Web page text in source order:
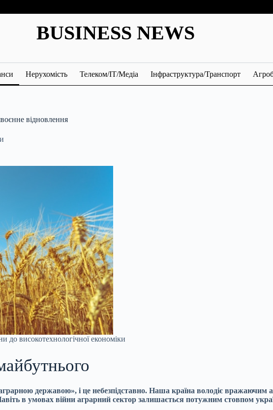
BUSINESS NEWS
Нерухомість Телеком/ІТ/Медіа Інфраструктура/Транспорт
відновлення
до високотехнологічної економіки
державою», і це небезпідставно. Наша країна володіє вражаючим
в умовах війни аграрний сектор залишається потужним стовпом